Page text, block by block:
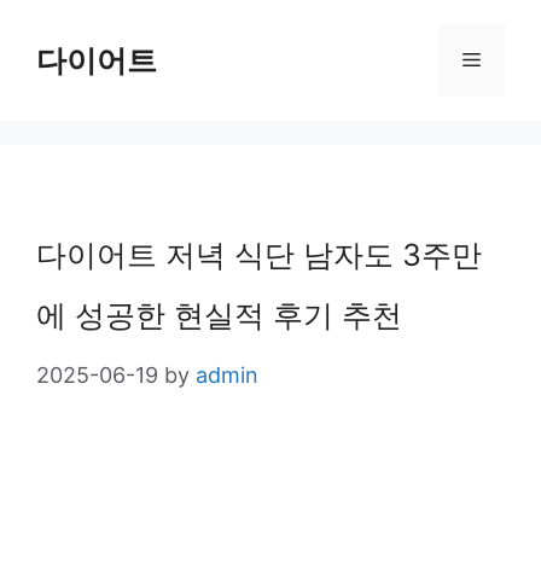
다이어트 Menu
다이어트 저녁 식단 남자도 3주만
에 성공한 현실적 후기 추천
2025-06-19 by admin